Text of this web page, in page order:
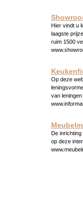
Hier vindt u
laagste
ruim 1500
Op deze
van
De
op deze